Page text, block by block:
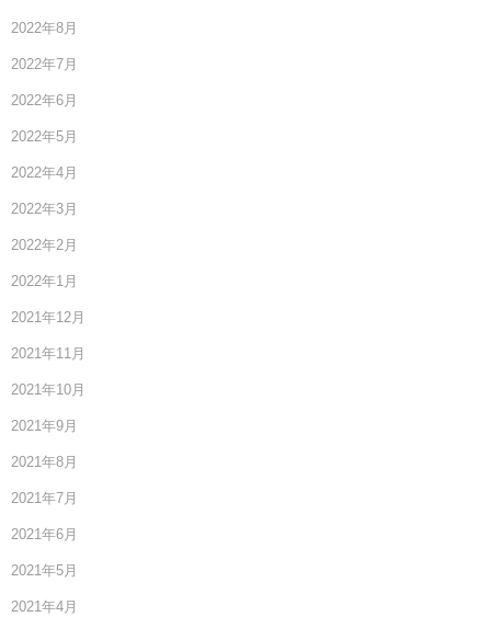
2022年8月
2022年7月
2022年6月
2022年5月
2022年4月
2022年3月
2022年2月
2022年1月
2021年12月
2021年11月
2021年10月
2021年9月
2021年8月
2021年7月
2021年6月
2021年5月
2021年4月